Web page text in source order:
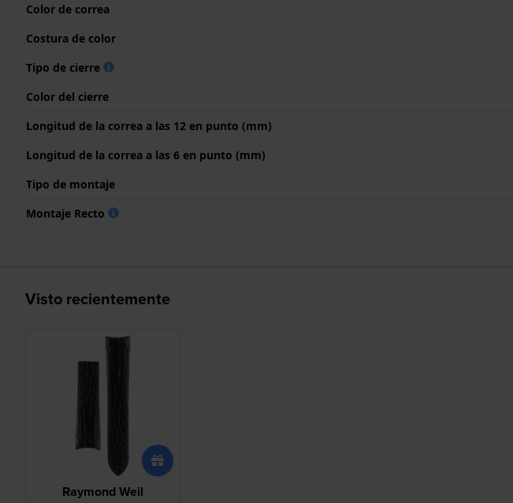
Color de correa
Costura de color
Tipo de cierre
Color del cierre
Longitud de la correa a las 12 en punto (mm)
Longitud de la correa a las 6 en punto (mm)
Tipo de montaje
Montaje Recto
Visto recientemente
Raymond Weil